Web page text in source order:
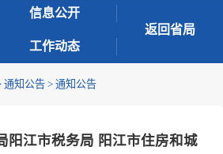
信息公开
工作动态
返回省局
通知公告 > 通知公告
阳江市税务局 阳江市住房和城